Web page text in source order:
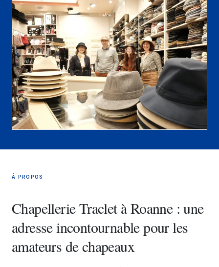
À PROPOS
Chapellerie Traclet à Roanne : une
adresse incontournable pour les
amateurs de chapeaux